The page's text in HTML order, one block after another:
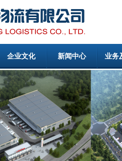
企业文化 新闻中心 业务